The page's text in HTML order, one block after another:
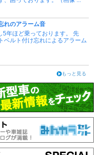
れのアラーム音
5年ほど乗っております。 先
ベルト付け忘れによるアラーム
もっと見る